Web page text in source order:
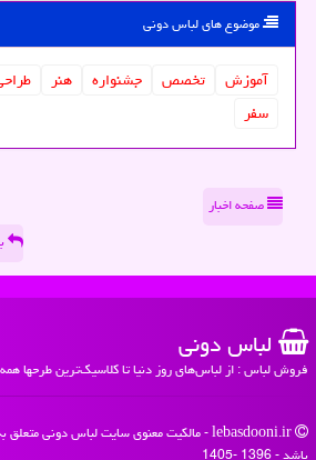
موضوع های لباس دونی
آموزش تخصص جشنواره هنر
سفر
صفحه اخبار
لباس دونی
فروش لباس : از لباس‌های روز دنیا تا کلاسیک‌ترین طرحها